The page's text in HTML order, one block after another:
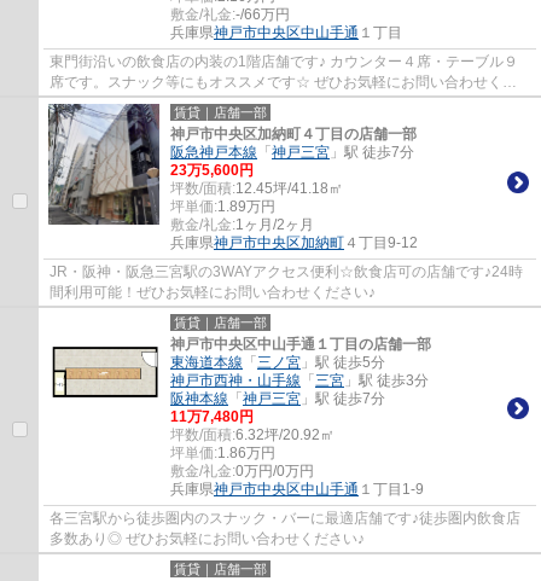
敷金/礼金:-/66万円
兵庫県神戸市中央区中山手通 １丁目
東門街沿いの飲食店の内装の1階店舗です♪ カウンター４席・テーブル９
席です。スナック等にもオススメです☆ ぜひお気軽にお問い合わせくだ
さい♪
賃貸｜店舗一部
神戸市中央区加納町４丁目の店舗一部
阪急神戸本線 「 神戸三宮 」駅 徒歩7分
23万5,600円
坪数/面積:12.45坪/41.18㎡
坪単価:1.89万円
敷金/礼金:1ヶ月/2ヶ月
兵庫県神戸市中央区加納町 ４丁目9-12
JR・阪神・阪急三宮駅の3WAYアクセス便利☆飲食店可の店舗です♪24時
間利用可能！ぜひお気軽にお問い合わせください♪
賃貸｜店舗一部
神戸市中央区中山手通１丁目の店舗一部
東海道本線 「 三ノ宮 」駅 徒歩5分
神戸市西神・山手線 「 三宮 」駅 徒歩3分
阪神本線 「 神戸三宮 」駅 徒歩7分
11万7,480円
坪数/面積:6.32坪/20.92㎡
坪単価:1.86万円
敷金/礼金:0万円/0万円
兵庫県神戸市中央区中山手通 １丁目1-9
各三宮駅から徒歩圏内のスナック・バーに最適店舗です♪徒歩圏内飲食店
多数あり◎ ぜひお気軽にお問い合わせください♪
賃貸｜店舗一部